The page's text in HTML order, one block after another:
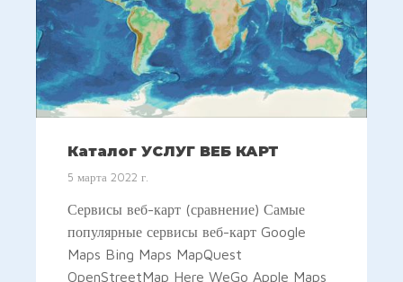
Каталог УСЛУГ ВЕБ КАРТ
5 марта 2022 г.
Сервисы веб-карт (сравнение) Самые
популярные сервисы веб-карт Google
Maps Bing Maps MapQuest
OpenStreetMap Here WeGo Apple Maps